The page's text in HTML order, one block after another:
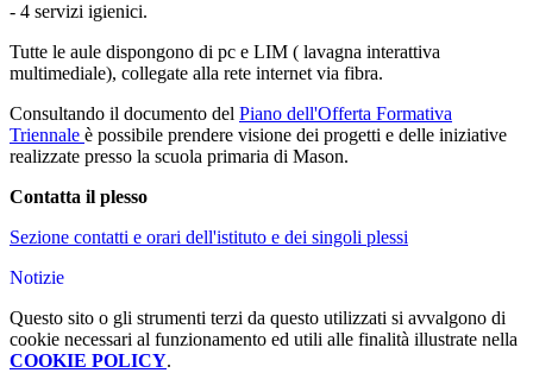
- 4 servizi igienici.
Tutte le aule dispongono di pc e LIM ( lavagna interattiva
multimediale), collegate alla rete internet via fibra.
Consultando il documento del Piano dell'Offerta Formativa
Triennale è possibile prendere visione dei progetti e delle iniziative
realizzate presso la scuola primaria di Mason.
Contatta il plesso
Sezione contatti e orari dell'istituto e dei singoli plessi
Notizie
Questo sito o gli strumenti terzi da questo utilizzati si avvalgono di
cookie necessari al funzionamento ed utili alle finalità illustrate nella
COOKIE POLICY.